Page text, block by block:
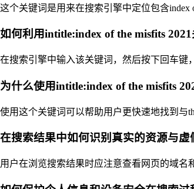
这个关键词是用来在搜索引擎中定位包含index
如何利用intitle:index of the misfits 2021
在搜索引擎中输入该关键词，然后按下回车键
为什么使用intitle:index of the misfits
使用这个关键词可以帮助用户更快速地找到与
在搜索结果中如何识别真实的资源与虚
用户在浏览搜索结果时应注意查看网页的域名